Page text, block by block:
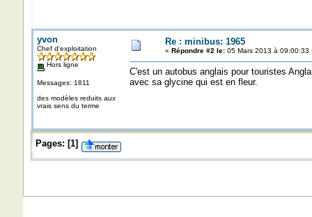
yvon
Chef d'exploitation
Hors ligne
Messages: 1811
des modèles reduits aux
vrais sens du terme
Re : minibus: 1965
« Répondre #2 le:05 Mars 2013 à 09:00:33
C'est un autobus anglais pour touristes
avec sa glycine qui est en fleur.
Pages: [1]